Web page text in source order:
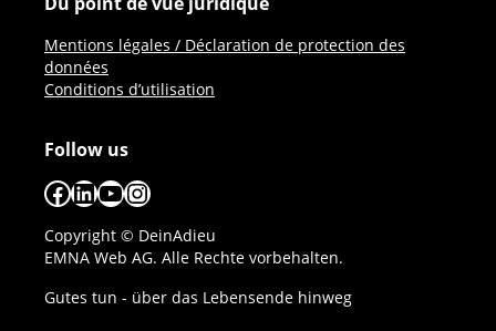
Mentions légales / Déclaration de protection des
données
Conditions d’utilisation
Follow us
Facebook
LinkedIn
YouTube
Instagram
Copyright © DeinAdieu
EMNA Web AG. Alle Rechte vorbehalten.
Gutes tun - über das Lebensende hinweg